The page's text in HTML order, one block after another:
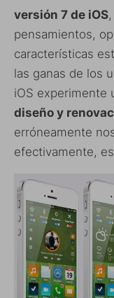
versión 7 de iOS
pensamientos,
características
las ganas de los
iOS experimente
diseño y
erróneamente
efectivamente,